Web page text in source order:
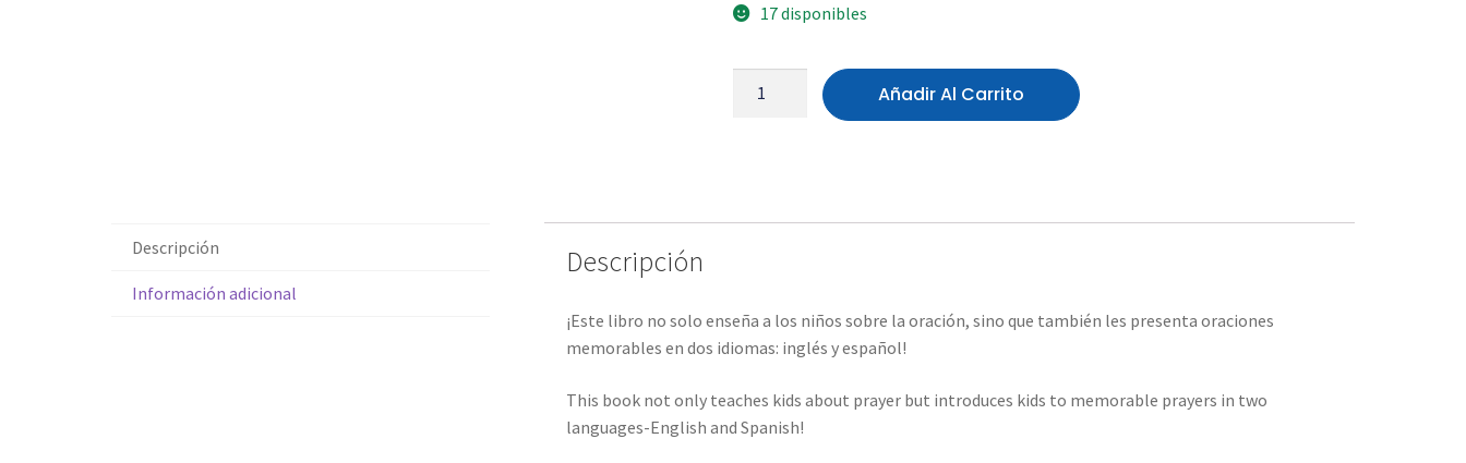
17 disponibles
Añadir Al Carrito
Descripción
Información adicional
Descripción
¡Este libro no solo enseña a los niños sobre la oración, sino que también les presenta oraciones
memorables en dos idiomas: inglés y español!
This book not only teaches kids about prayer but introduces kids to memorable prayers in two
languages-English and Spanish!